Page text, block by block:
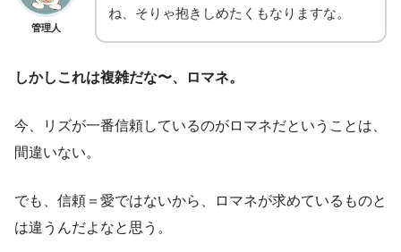
管理人
ね、そりゃ抱きしめたくもなりますな。
しかしこれは複雑だな〜、ロマネ。
今、リズが一番信頼しているのがロマネだということは、
間違いない。
でも、信頼＝愛ではないから、ロマネが求めているものと
は違うんだよなと思う。